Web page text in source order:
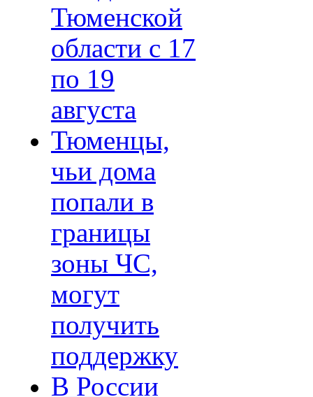
Тюменской
области с 17
по 19
августа
Тюменцы,
чьи дома
попали в
границы
зоны ЧС,
могут
получить
поддержку
В России